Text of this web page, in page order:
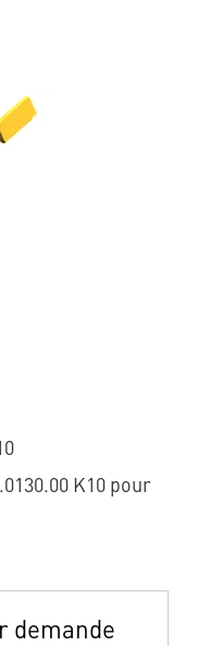
K10 pour
demande